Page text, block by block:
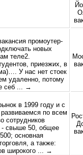
промоутер-
новых
теле2.
приезжих, в
У нас нет стоек
удаленно, потому
себ
... →
в 1999 году и с
по всем
сотрудников
- свыше 50, общее
основная
а также:
широкого
... →